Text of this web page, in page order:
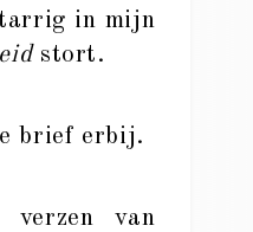
in mijn
stort.
brief erbij.
van